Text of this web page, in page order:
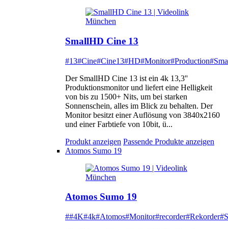
SmallHD Cine 13
#13#Cine#Cine13#HD#Monitor#Production
Der SmallHD Cine 13 ist ein 4k 13,3''
Produktionsmonitor und liefert eine Helligkeit
von bis zu 1500+ Nits, um bei starken
Sonnenschein, alles im Blick zu behalten. Der
Monitor besitzt einer Auflösung von 3840x2160
und einer Farbtiefe von 10bit, ü...
Produkt anzeigen Passende Produkte anzeigen
Atomos Sumo 19
Atomos Sumo 19
##4K#4k#Atomos#Monitor#recorder#Rekorder